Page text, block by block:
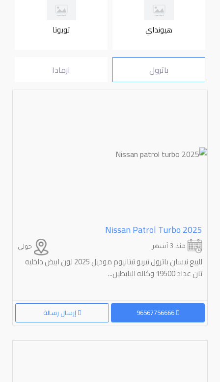
هيونداي تويوتا
باترول ارمادا
Nissan Patrol Turbo 2025
حولي منذ 3 أشهر
للبیع نیسان باترول تیربو تیتانیوم مودیل 2025 لون ابیض داخلیه
تان عداد 19500 وکاله البابطین...
إرسال رسالة 96567756666